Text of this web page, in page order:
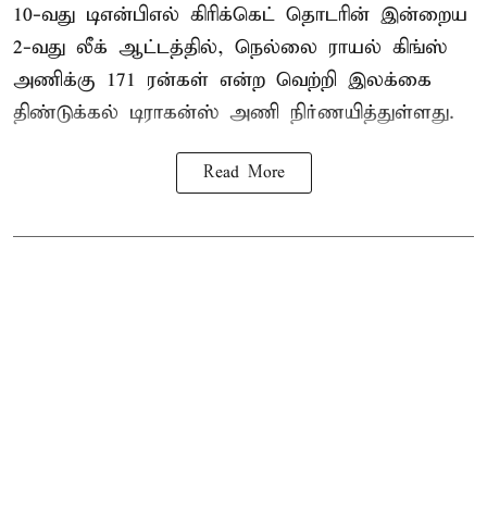
10-வது டிஎன்பிஎல் கிரிக்கெட் தொடரின் இன்றைய
2-வது லீக் ஆட்டத்தில், நெல்லை ராயல் கிங்ஸ்
அணிக்கு 171 ரன்கள் என்ற வெற்றி இலக்கை
திண்டுக்கல் டிராகன்ஸ் அணி நிர்ணயித்துள்ளது.
Read More